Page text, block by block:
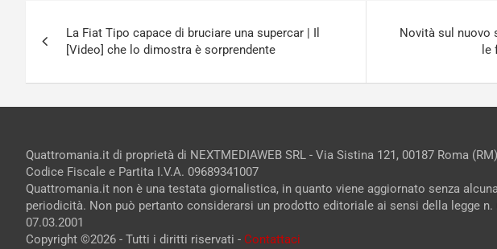
articoli
La Fiat Tipo capace di bruciare una supercar | Il
[Video] che lo dimostra è sorprendente
Novità sul nuovo
le
Quattromania.it di proprietà di NEXTMEDIAWEB SRL - Via Sistina 121, 00187 Roma
Codice Fiscale e Partita I.V.A. 09689341007
Quattromania.it non è una testata giornalistica, in quanto viene aggiornato senza
periodicità. Non può pertanto considerarsi un prodotto editoriale ai sensi della legge n.
07.03.2001
Copyright ©2026 - Tutti i diritti riservati - Contattaci